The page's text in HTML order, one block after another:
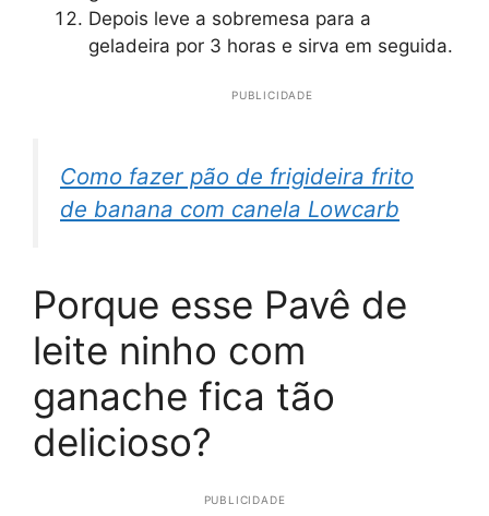
Depois leve a sobremesa para a
geladeira por 3 horas e sirva em seguida.
PUBLICIDADE
Como fazer pão de frigideira frito
de banana com canela Lowcarb
Porque esse Pavê de
leite ninho com
ganache fica tão
delicioso?
PUBLICIDADE